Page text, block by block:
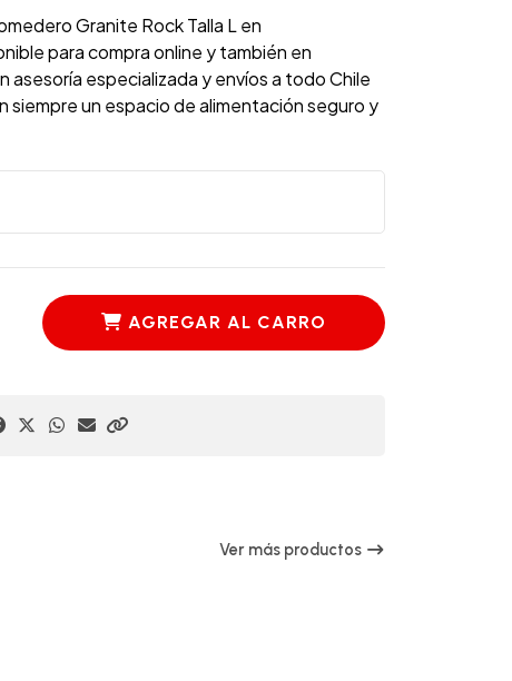
Granite Rock Talla L en
para compra online y también en
asesoría especializada y envíos a todo Chile
siempre un espacio de alimentación seguro y
AGREGAR AL CARRO
Ver más productos